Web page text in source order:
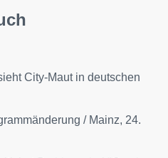
City-Maut in deutschen
/ Mainz, 24.